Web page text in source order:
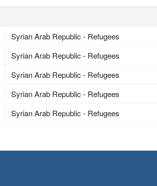
Syrian Arab Republic - Refugees
Syrian Arab Republic - Refugees
Syrian Arab Republic - Refugees
Syrian Arab Republic - Refugees
Syrian Arab Republic - Refugees